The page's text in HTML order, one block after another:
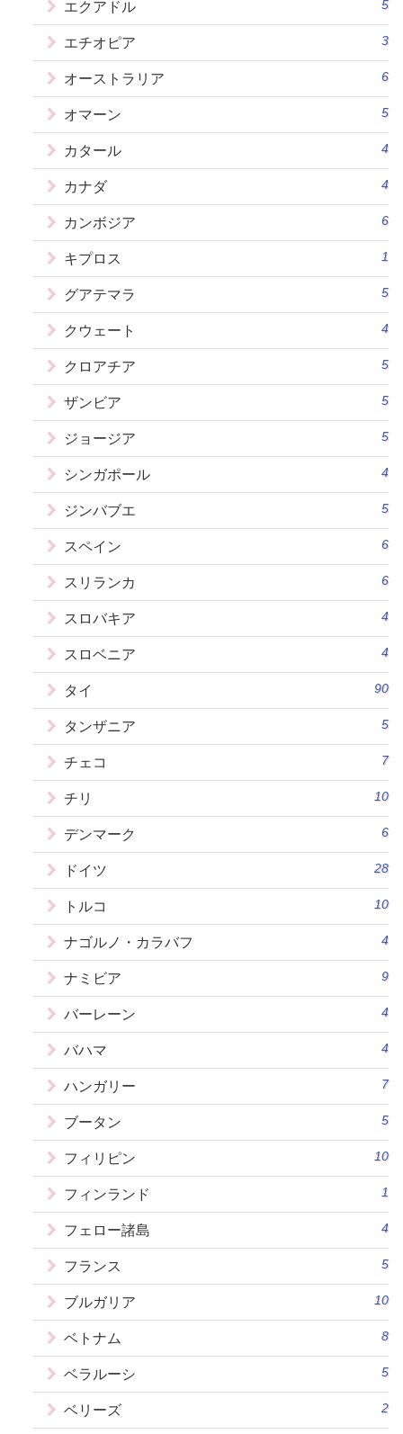
エクアドル 5
エチオピア 3
オーストラリア 6
オマーン 5
カタール 4
カナダ 4
カンボジア 6
キプロス 1
グアテマラ 5
クウェート 4
クロアチア 5
ザンビア 5
ジョージア 5
シンガポール 4
ジンバブエ 5
スペイン 6
スリランカ 6
スロバキア 4
スロベニア 4
タイ 90
タンザニア 5
チェコ 7
チリ 10
デンマーク 6
ドイツ 28
トルコ 10
ナゴルノ・カラバフ 4
ナミビア 9
バーレーン 4
バハマ 4
ハンガリー 7
ブータン 5
フィリピン 10
フィンランド 1
フェロー諸島 4
フランス 5
ブルガリア 10
ベトナム 8
ベラルーシ 5
ベリーズ 2